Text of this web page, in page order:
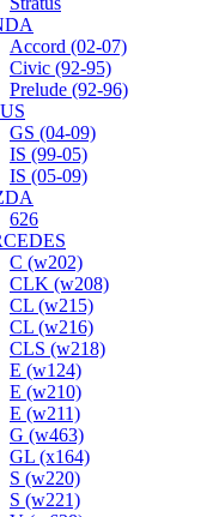
Accord (02-07)
Civic (92-95)
Prelude (92-96)
GS (04-09)
IS (99-05)
IS (05-09)
626
C (w202)
CLK (w208)
CL (w215)
CL (w216)
CLS (w218)
E (w124)
E (w210)
E (w211)
G (w463)
GL (x164)
S (w220)
S (w221)